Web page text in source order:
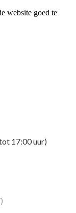
website goed te
17:00 uur)